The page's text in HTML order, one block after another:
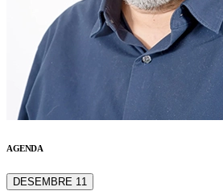
AGENDA
DESEMBRE 11